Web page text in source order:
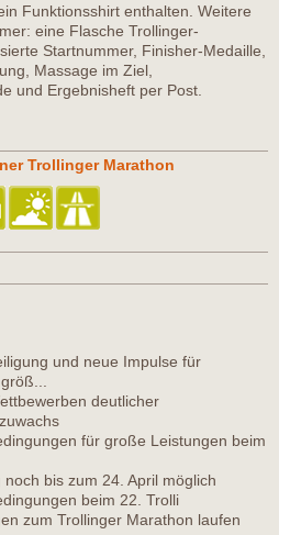
Funktionsshirt enthalten. Weitere
eine Flasche Trollinger-
Startnummer, Finisher-Medaille,
Massage im Ziel,
und Ergebnisheft per Post.
Trollinger Marathon
und neue Impulse für
deutlicher
für große Leistungen beim
noch bis zum 24. April möglich
beim 22. Trolli
zum Trollinger Marathon laufen